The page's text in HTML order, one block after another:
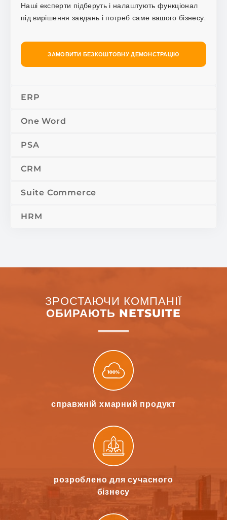
Наші експерти підберуть і налаштують функціонал
під вирішення завдань і потреб саме вашого бізнесу.
ЗАМОВИТИ БЕЗКОШТОВНУ ДЕМОНСТРАЦІЮ
ERP
One Word
PSA
CRM
Suite Commerce
HRM
ЗРОСТАЮЧИ КОМПАНІЇ
ОБИРАЮТЬ NETSUITE
справжній хмарний продукт
розроблено для сучасного
бізнесу